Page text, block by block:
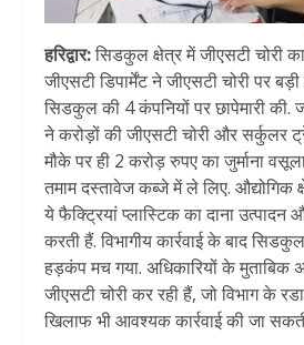
हरिद्वार:सिडकुल क्षेत्र में जीएसटी चोरी
जीएसटी डिपार्मेंट ने जीएसटी चोरी पर
सिडकुल की 4 कंपनियों पर छापेमारी की.
ने करोड़ों की जीएसटी चोरी और सर्कुलर
मौके पर ही 2 करोड़ रुपए का जुर्माना
तमाम दस्तावेज कब्जे में ले लिए. औद्योगिक
ये फैक्ट्रियां प्लास्टिक का दाना उत्पादन
करती हैं. विभागीय कार्रवाई के बाद
हड़कंप मच गया. अधिकारियों के मुताबिक
जीएसटी चोरी कर रही हैं, जो विभाग के
खिलाफ भी आवश्यक कार्रवाई की जा